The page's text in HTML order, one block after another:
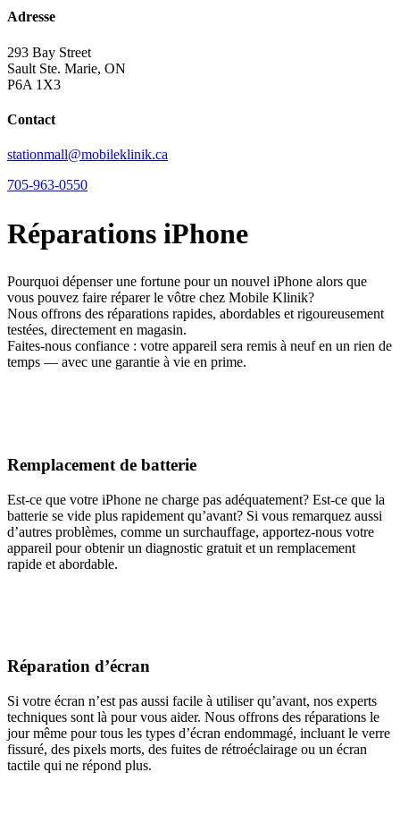
Adresse
293 Bay Street
Sault Ste. Marie, ON
P6A 1X3
Contact
stationmall@mobileklinik.ca
705-963-0550
Réparations iPhone
Pourquoi dépenser une fortune pour un nouvel iPhone alors que
vous pouvez faire réparer le vôtre chez Mobile Klinik?
Nous offrons des réparations rapides, abordables et rigoureusement
testées, directement en magasin.
Faites-nous confiance : votre appareil sera remis à neuf en un rien de
temps — avec une garantie à vie en prime.
Remplacement de batterie
Est-ce que votre iPhone ne charge pas adéquatement? Est-ce que la
batterie se vide plus rapidement qu’avant? Si vous remarquez aussi
d’autres problèmes, comme un surchauffage, apportez-nous votre
appareil pour obtenir un diagnostic gratuit et un remplacement
rapide et abordable.
Réparation d’écran
Si votre écran n’est pas aussi facile à utiliser qu’avant, nos experts
techniques sont là pour vous aider. Nous offrons des réparations le
jour même pour tous les types d’écran endommagé, incluant le verre
fissuré, des pixels morts, des fuites de rétroéclairage ou un écran
tactile qui ne répond plus.